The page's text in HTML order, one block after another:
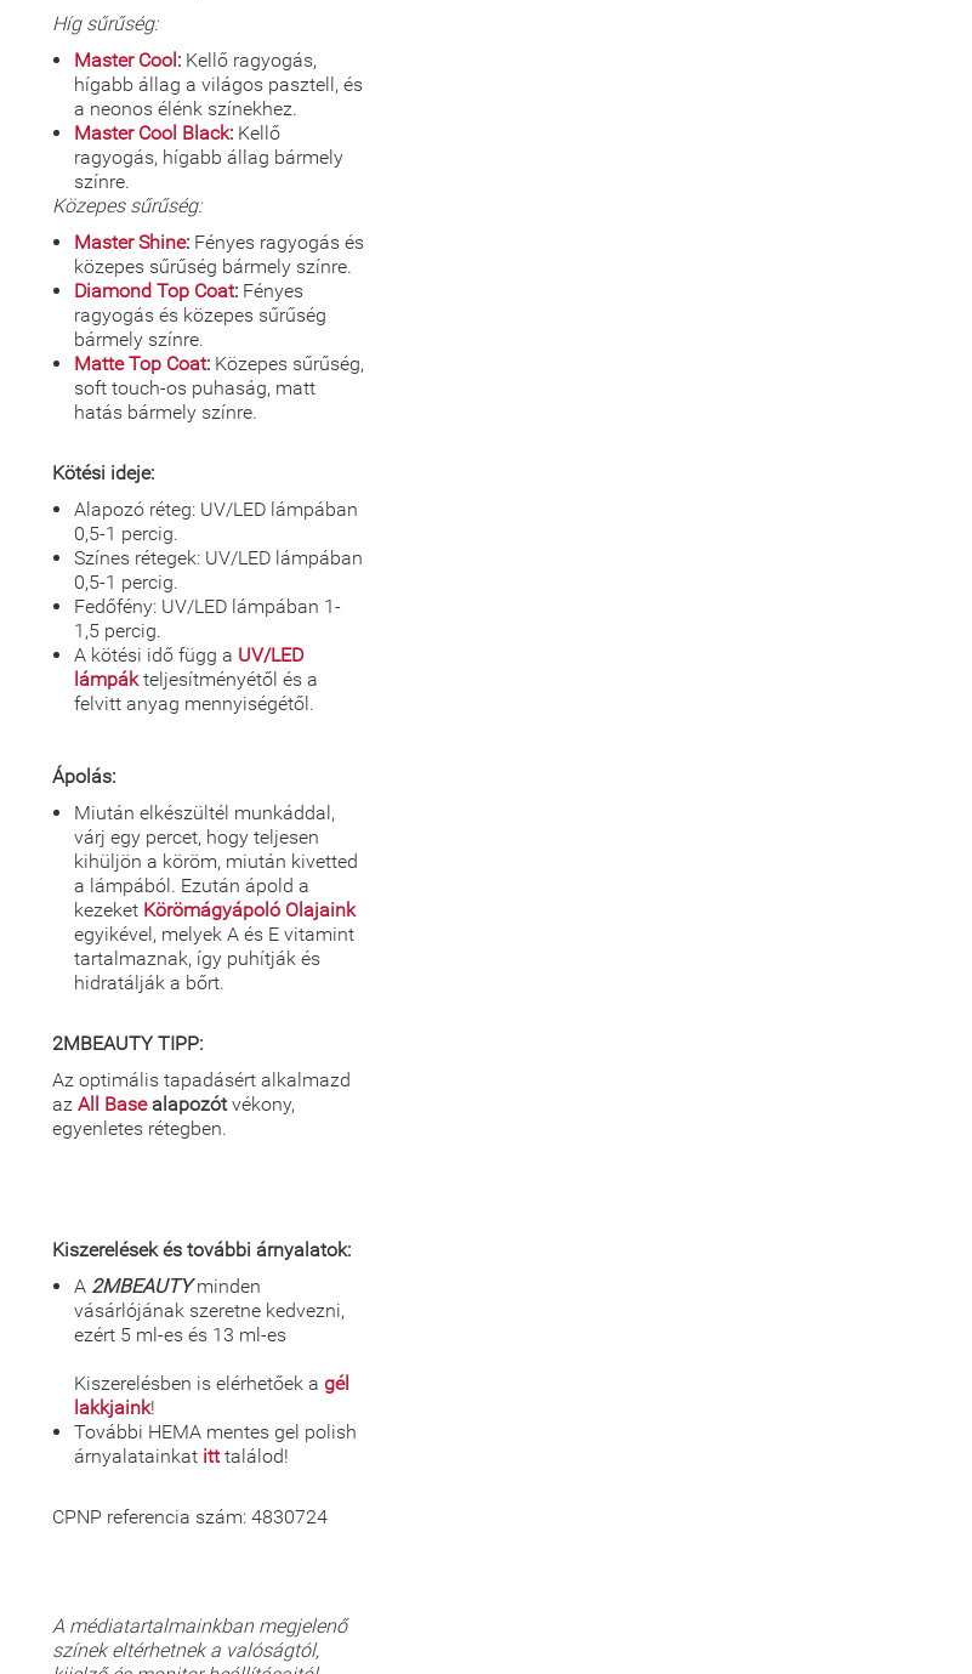
Híg sűrűség:
Master Cool: Kellő ragyogás,
hígabb állag a világos pasztell, és
a neonos élénk színekhez.
Master Cool Black: Kellő
ragyogás, hígabb állag bármely
színre.
Közepes sűrűség:
Master Shine: Fényes ragyogás és
közepes sűrűség bármely színre.
Diamond Top Coat: Fényes
ragyogás és közepes sűrűség
bármely színre.
Matte Top Coat: Közepes sűrűség,
soft touch-os puhaság, matt
hatás bármely színre.
Kötési ideje:
Alapozó réteg: UV/LED lámpában
0,5-1 percig.
Színes rétegek: UV/LED lámpában
0,5-1 percig.
Fedőfény: UV/LED lámpában 1-
1,5 percig.
A kötési idő függ a UV/LED
lámpákteljesítményétől és a
felvitt anyag mennyiségétől.
Ápolás:
Miután elkészültél munkáddal,
várj egy percet, hogy teljesen
kihüljön a köröm, miután kivetted
a lámpából. Ezután ápold a
kezeket Körömágyápoló Olajaink
egyikével, melyek A és E vitamint
tartalmaznak, így puhítják és
hidratálják a bőrt.
2MBEAUTY TIPP:
Az optimális tapadásért alkalmazd
az All Basealapozótvékony,
egyenletes rétegben.
Kiszerelések és további árnyalatok:
A 2MBEAUTYminden
vásárlójának szeretne kedvezni,
ezért 5 ml-es és 13 ml-es
Kiszerelésben is elérhetőek a gél
lakkjaink!
További HEMA mentes gel polish
árnyalatainkat itttalálod!
CPNP referencia szám: 4830724
A médiatartalmainkban megjelenő
színek eltérhetnek a valóságtól,